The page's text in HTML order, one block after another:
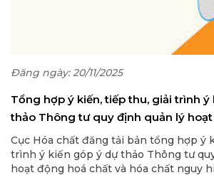
Đăng ngày: 20/11/2025
Tổng hợp ý kiến, tiếp thu, giải trình
thảo Thông tư quy định quản lý
và hóa chất nguy hiểm trong sản
Cục Hóa chất đăng tải bản tổng hợp ý
trình ý kiến góp ý dự thảo Thông tư
hoạt động hoá chất và hóa chất nguy